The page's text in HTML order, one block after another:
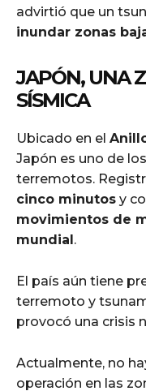
advirtió que un
inundar zonas
JAPÓN, UNA
SÍSMICA
Ubicado en el
Japón es uno de
terremotos.
cinco minutos y
movimientos de
mundial.
El país aún tiene
terremoto y
provocó una crisis
Actualmente, no
operación en las